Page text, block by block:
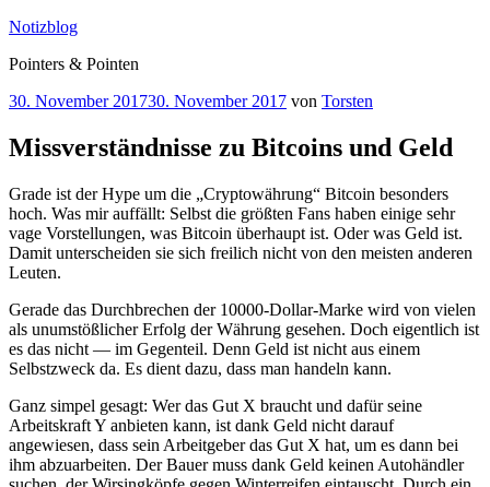
Zum
springen
Notizblog
Pointers & Pointen
Veröffentlicht
30. November 201730. November 2017 von Torsten
Missverständnisse zu Bitcoins und Geld
Grade ist der Hype um die „Cryptowährung“ Bitcoin besonders
hoch. Was mir auffällt: Selbst die größten Fans haben einige sehr
vage Vorstellungen, was Bitcoin überhaupt ist. Oder was Geld ist.
Damit unterscheiden sie sich freilich nicht von den meisten anderen
Leuten.
Gerade das Durchbrechen der 10000-Dollar-Marke wird von vielen
als unumstößlicher Erfolg der Währung gesehen. Doch eigentlich ist
es das nicht — im Gegenteil. Denn Geld ist nicht aus einem
Selbstzweck da. Es dient dazu, dass man handeln kann.
Ganz simpel gesagt: Wer das Gut X braucht und dafür seine
Arbeitskraft Y anbieten kann, ist dank Geld nicht darauf
angewiesen, dass sein Arbeitgeber das Gut X hat, um es dann bei
ihm abzuarbeiten. Der Bauer muss dank Geld keinen Autohändler